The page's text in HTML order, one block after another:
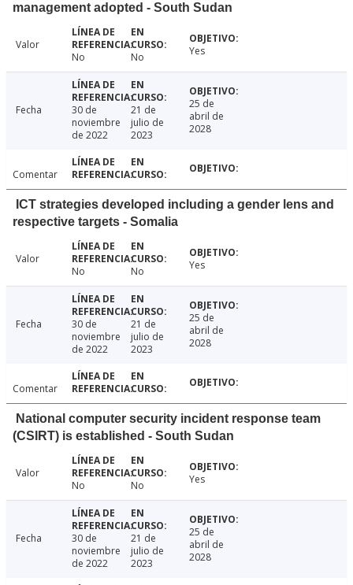
management adopted - South Sudan
Valor
No
No Yes
Fecha
30 de
noviembre
de 2022
21 de
julio de
2023
25 de
abril de
2028
Comentar
ICT strategies developed including a gender lens and
respective targets - Somalia
Valor
No
No Yes
Fecha
30 de
noviembre
de 2022
21 de
julio de
2023
25 de
abril de
2028
Comentar
National computer security incident response team
(CSIRT) is established - South Sudan
Valor
No
No Yes
Fecha
30 de
noviembre
de 2022
21 de
julio de
2023
25 de
abril de
2028